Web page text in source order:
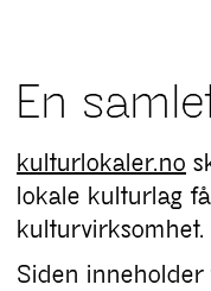
En
kulturlokaler.no
lokale kulturlag
kulturvirksomhet.
Siden